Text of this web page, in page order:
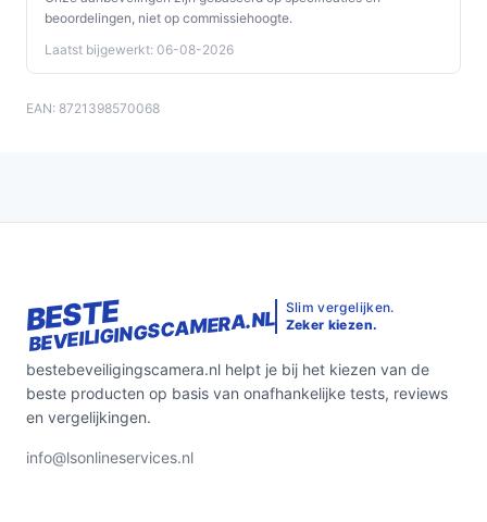
beoordelingen, niet op commissiehoogte.
Laatst bijgewerkt: 06-08-2026
EAN: 8721398570068
BESTE
BEVEILIGINGSCAMERA.NL Slim vergelijken.
Zeker kiezen.
bestebeveiligingscamera.nl helpt je bij het kiezen van de
beste producten op basis van onafhankelijke tests, reviews
en vergelijkingen.
info@lsonlineservices.nl